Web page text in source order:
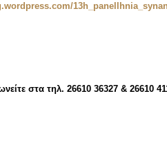
στα τηλ. 26610 36327 & 26610